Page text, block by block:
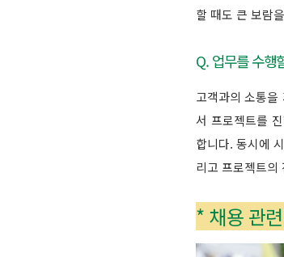
할 때도 큰 보람
Q. 업무를 수행
고객과의 소통을
서 프로젝트를
합니다. 동시에
리고 프로젝트의
* 채용 관